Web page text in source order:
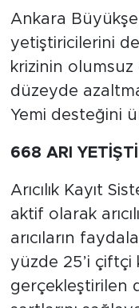
Arıcılık Kayıt
aktif olarak
arıcıların
yüzde 25’i çiftçi
gerçekleştirilen
şartlarını
Toplam 65 bin
yemi,
belirlenen
ABB’YE